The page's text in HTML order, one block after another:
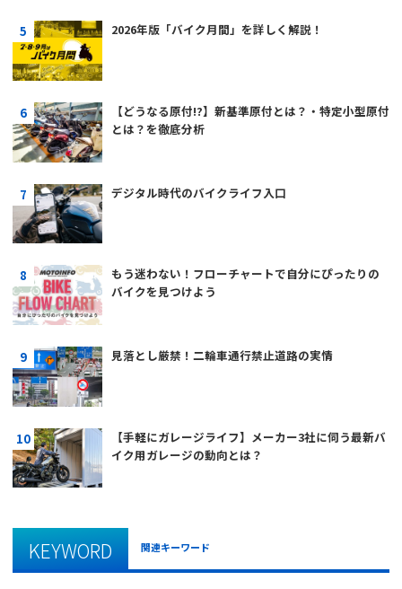
2026年版「バイク月間」を詳しく解説！
【どうなる原付!?】新基準原付とは？・特定小型原付
とは？を徹底分析
デジタル時代のバイクライフ入口
もう迷わない！フローチャートで自分にぴったりの
バイクを見つけよう
見落とし厳禁！二輪車通行禁止道路の実情
【手軽にガレージライフ】メーカー3社に伺う最新バ
イク用ガレージの動向とは？
KEYWORD 関連キーワード